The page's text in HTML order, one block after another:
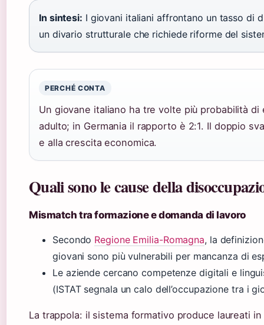
In sintesi: I giovani italiani affrontano un tasso di
un divario strutturale che richiede riforme del
PERCHÉ CONTA
Un giovane italiano ha tre volte più probabilità
adulto; in Germania il rapporto è 2:1. Il doppio
e alla crescita economica.
Quali sono le cause della
Mismatch tra formazione e domanda di lavoro
Secondo Regione Emilia-Romagna, la
giovani sono più vulnerabili per mancanza di
Le aziende cercano competenze digitali e
(ISTAT segnala un calo dell’occupazione tra i
La trappola: il sistema formativo produce laureati